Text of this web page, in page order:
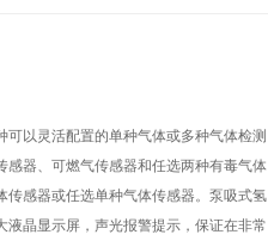
可以灵活配置的单种气体或多种气体检测
感器、可燃气传感器和任选两种有毒气体
传感器或任选单种气体传感器。泵吸式氢
液晶显示屏，声光报警提示，保证在非常